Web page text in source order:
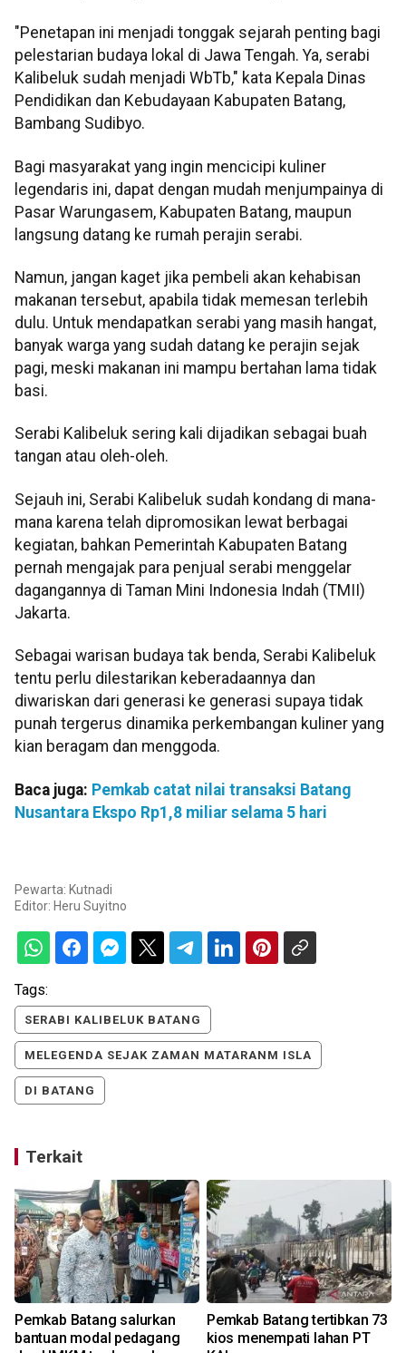
"Penetapan ini menjadi tonggak sejarah penting bagi
pelestarian budaya lokal di Jawa Tengah. Ya, serabi
Kalibeluk sudah menjadi WbTb," kata Kepala Dinas
Pendidikan dan Kebudayaan Kabupaten Batang,
Bambang Sudibyo.
Bagi masyarakat yang ingin mencicipi kuliner
legendaris ini, dapat dengan mudah menjumpainya di
Pasar Warungasem, Kabupaten Batang, maupun
langsung datang ke rumah perajin serabi.
Namun, jangan kaget jika pembeli akan kehabisan
makanan tersebut, apabila tidak memesan terlebih
dulu. Untuk mendapatkan serabi yang masih hangat,
banyak warga yang sudah datang ke perajin sejak
pagi, meski makanan ini mampu bertahan lama tidak
basi.
Serabi Kalibeluk sering kali dijadikan sebagai buah
tangan atau oleh-oleh.
Sejauh ini, Serabi Kalibeluk sudah kondang di mana-
mana karena telah dipromosikan lewat berbagai
kegiatan, bahkan Pemerintah Kabupaten Batang
pernah mengajak para penjual serabi menggelar
dagangannya di Taman Mini Indonesia Indah (TMII)
Jakarta.
Sebagai warisan budaya tak benda, Serabi Kalibeluk
tentu perlu dilestarikan keberadaannya dan
diwariskan dari generasi ke generasi supaya tidak
punah tergerus dinamika perkembangan kuliner yang
kian beragam dan menggoda.
Baca juga: Pemkab catat nilai transaksi Batang
Nusantara Ekspo Rp1,8 miliar selama 5 hari
Pewarta: Kutnadi
Editor: Heru Suyitno
Tags:
SERABI KALIBELUK BATANG
MELEGENDA SEJAK ZAMAN MATARANM ISLA
DI BATANG
Terkait
Pemkab Batang salurkan
bantuan modal pedagang
Pemkab Batang tertibkan 73
kios menempati lahan PT